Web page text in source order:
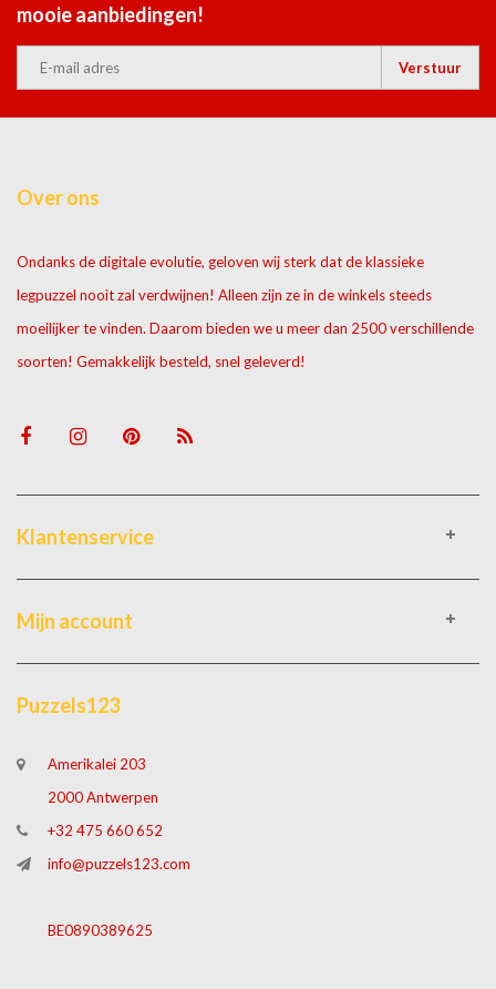
mooie aanbiedingen!
Verstuur
Over ons
Ondanks de digitale evolutie, geloven wij sterk dat de klassieke
legpuzzel nooit zal verdwijnen! Alleen zijn ze in de winkels steeds
moeilijker te vinden. Daarom bieden we u meer dan 2500 verschillende
soorten! Gemakkelijk besteld, snel geleverd!
Klantenservice
Mijn account
Puzzels123
Amerikalei 203
2000 Antwerpen
+32 475 660 652
info@puzzels123.com
BE0890389625